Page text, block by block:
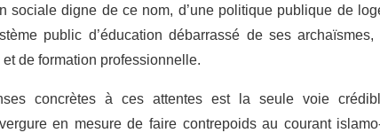
sociale digne de ce nom, d’une politique publique de
public d’éducation débarrassé de ses
de formation professionnelle.
concrètes à ces attentes est la seule voie
en mesure de faire contrepoids au courant